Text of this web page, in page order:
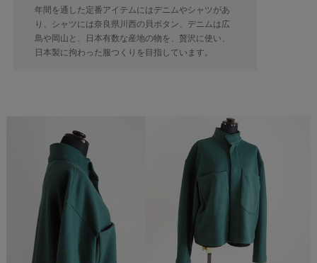
年間を通した定番アイテムにはデニムやシャツがあ
り、シャツには奈良県川西の貝ボタン、デニムは広
島や岡山と、日本有数な産地の物を、贅沢に使い、
日本製に拘わった服つくりを目指しています。